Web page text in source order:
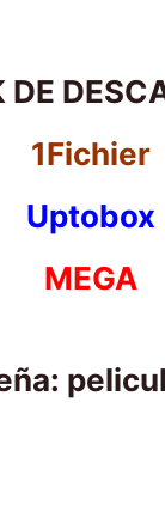
DE
1Fichier
Uptobox
MEGA